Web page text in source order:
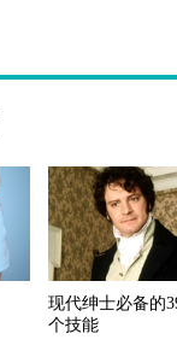
现代绅士必备的
个技能